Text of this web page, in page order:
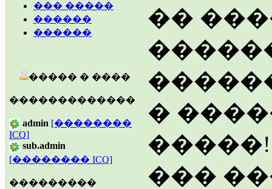
��� �����
������
������
����� � ����
�������������
admin [��������
ICQ]
sub.admin
[�������� ICQ]
���������
��
�
�����!
���